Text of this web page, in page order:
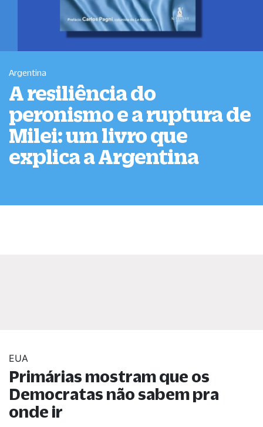
Argentina
A resiliência do
peronismo e a ruptura de
Milei: um livro que
explica a Argentina
EUA
Primárias mostram que os
Democratas não sabem pra
onde ir